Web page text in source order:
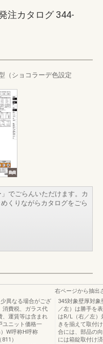
注カタログ 344-
（ショコラーデ色設定
でごらんいただけます。カ
くりながらカタログをごら
異なる場合がござ
消費税、ガラス代
、運賃等は含まれ
ユニット価格一
W呼称H呼称
）
右ページから抽出
345対象壁厚対
／左）は勝手を
はR/L（右／左）
きを揃えて取付
合には、部品の
には箱錠取付け